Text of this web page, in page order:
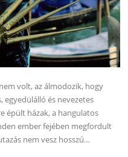
volt, az álmodozik, hogy
egyedülálló és nevezetes
épült házak, a hangulatos
ember fejében megfordult
nem vesz hosszú…